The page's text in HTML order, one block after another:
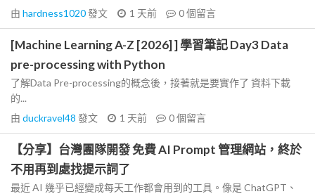
由 hardness1020發文 1 天前 0個留言
[Machine Learning A-Z [2026] ] 學習筆記 Day3 Data
pre-processing with Python
了解Data Pre-processing的概念後，接著就是要實作了 資料下載
的...
由 duckravel48 發文 1 天前 0個留言
【分享】台灣團隊開發 免費 AI Prompt 管理網站，終於
不用再到處找提示詞了
最近 AI 幾乎已經變成每天工作都會用到的工具。像是 ChatGPT、